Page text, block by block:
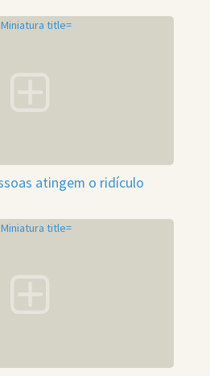
atingem o ridículo